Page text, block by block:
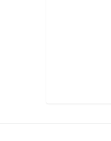
Potloden